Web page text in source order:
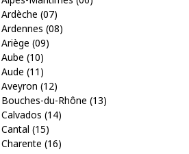
(07)
(08)
(09)
(10)
(11)
(12)
du-Rhône (13)
(14)
(15)
(16)